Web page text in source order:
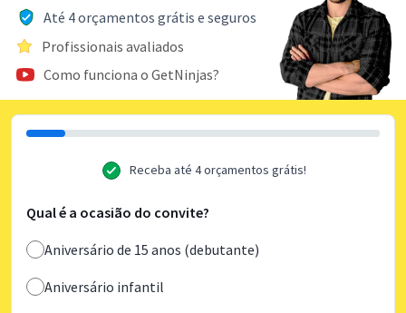
Até 4 orçamentos grátis e seguros
Profissionais avaliados
Como funciona o GetNinjas?
Receba até 4 orçamentos grátis!
Qual é a ocasião do convite?
Aniversário de 15 anos (debutante)
Aniversário infantil